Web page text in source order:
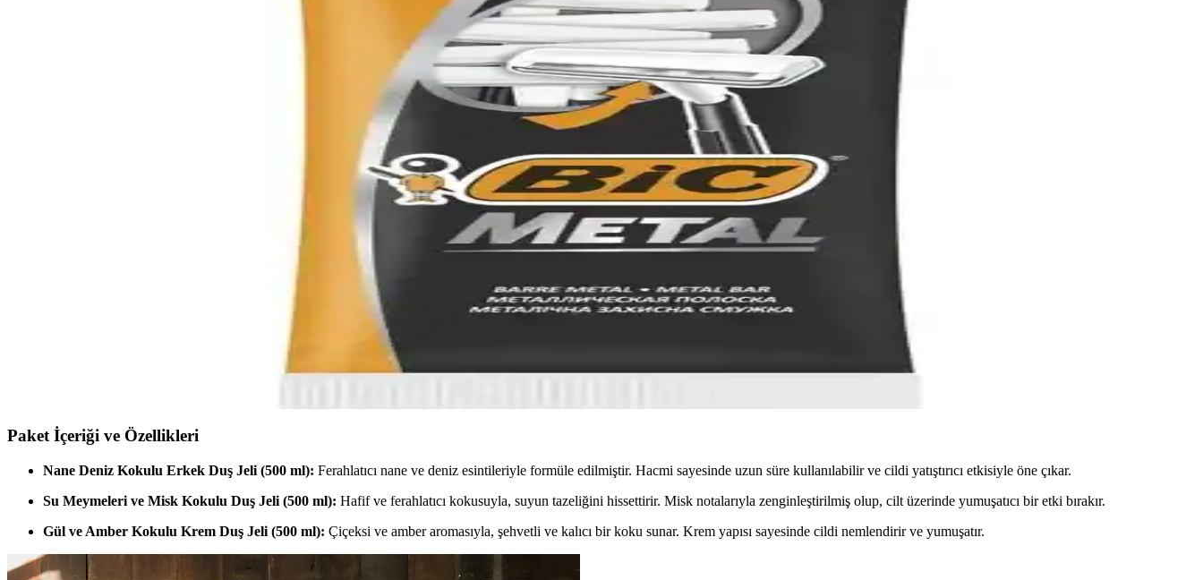
Kelebek Kese Kalın Beyaz, yüksek kalitede ve dayanıklı yapısıyla cilt temizliği ve peeling için ideal, hijyenik ve kullanışlı bir banyo aksesuarıdır.
Fe Kulak Çubuğu 300'lü: Yüksek Kalite ve Güvenilir Temizlik Çubuğu Ürünü
Fe Kulak Çubuğu 300'lü, hijyenik ve dayanıklı malzemeleriyle kulak temizliği ve bakımında güvenilir, ekonomik ve pratik bir seçenektir.
Kısa Saç ve Tırnakların Pratikliği ile Doğal Güzelliğin Yeniden Tanımlanması
Kısa saç ve tırnaklar, pratiklik, hijyen ve zihinsel rahatlama sunarak doğal güzelliği ve bakım anlayışını yeniden şekillendiriyor. Bu yaklaşım, bireysel özgürlük ve rahatlığı ön plana çıkarıyor.
MUJGAN 4'lü Saç Şekillendirme Seti: Pratik ve Estetik Saç Bakım Çözümü
MUJGAN 4'lü saç şekillendirme seti, pratik kullanım ve şık tasarımıyla günlük saç bakımını kolaylaştırır, hafif malzemesiyle rahatlık sağlar. Renk solması ve dolanma sorunlarına rağmen, çok yönlü kullanım
Kadınlar İçin Zarif Top Zincir Kolye: Şık ve Dayanıklı Takı Seçenekleri
Bers Aksesuar'ın 2'li zarif top zincir kolyesi, şıklık ve dayanıklılığı bir arada sunar. Günlük ve özel günlerde kullanıma uygun, sağlıklı ve bakımı kolay tasarımıyla tarzınıza değer katar.
BIC Metal Tıraş Bıçağı 5'li Paket Güçlü ve Dayanıklı Tasarımıyla Günlük Bakım İçin Uygun
Paket İçeriği ve Özellikleri
Nane Deniz Kokulu Erkek Duş Jeli (500 ml): Ferahlatıcı nane ve deniz esintileriyle formüle edilmiştir. Hacmi sayesinde uzun süre kullanılabilir ve cildi yatıştırıcı etkisiyle öne çıkar.
Su Meymeleri ve Misk Kokulu Duş Jeli (500 ml): Hafif ve ferahlatıcı kokusuyla, suyun tazeliğini hissettirir. Misk notalarıyla zenginleştirilmiş olup, cilt üzerinde yumuşatıcı bir etki bırakır.
Gül ve Amber Kokulu Krem Duş Jeli (500 ml): Çiçeksi ve amber aromasıyla, şehvetli ve kalıcı bir koku sunar. Krem yapısı sayesinde cildi nemlendirir ve yumuşatır.